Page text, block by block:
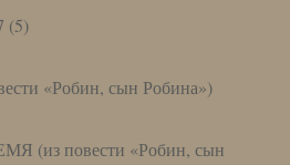
(5)
«Робин, сын Робина»)
(из повести «Робин, сын